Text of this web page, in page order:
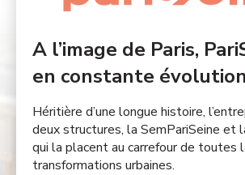
A l’image de Paris,
en constante
Héritière d’une longue histoire,
deux structures, la SemPariSeine et
qui la placent au carrefour de toutes
transformations urbaines. ​